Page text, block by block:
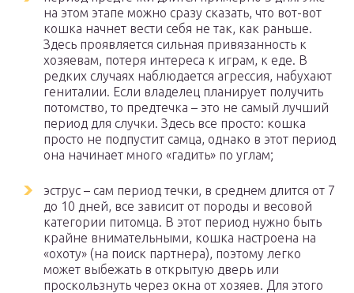
на этом этапе можно сразу сказать, что вот-вот
кошка начнет вести себя не так, как раньше.
Здесь проявляется сильная привязанность к
хозяевам, потеря интереса к играм, к еде. В
редких случаях наблюдается агрессия, набухают
гениталии. Если владелец планирует получить
потомство, то предтечка – это не самый лучший
период для случки. Здесь все просто: кошка
просто не подпустит самца, однако в этот период
она начинает много «гадить» по углам;
эструс – сам период течки, в среднем длится от 7
до 10 дней, все зависит от породы и весовой
категории питомца. В этот период нужно быть
крайне внимательными, кошка настроена на
«охоту» (на поиск партнера), поэтому легко
может выбежать в открытую дверь или
проскользнуть через окна от хозяев. Для этого